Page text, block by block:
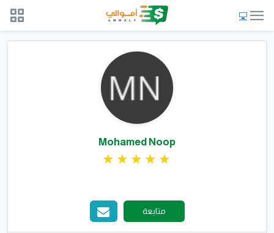
Mohamed Noop
متابعة